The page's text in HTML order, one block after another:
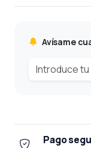
Avísame
Pago